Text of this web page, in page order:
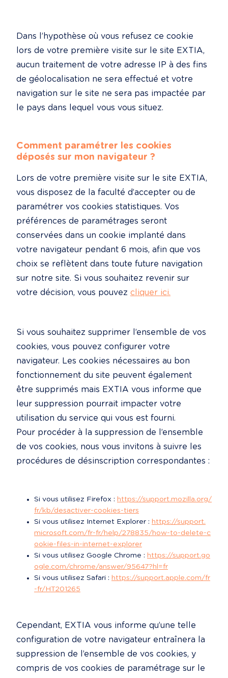
Dans l’hypothèse où vous refusez ce cookie
lors de votre première visite sur le site EXTIA,
aucun traitement de votre adresse IP à des fins
de géolocalisation ne sera effectué et votre
navigation sur le site ne sera pas impactée par
le pays dans lequel vous vous situez.
Comment paramétrer les cookies
déposés sur mon navigateur ?
Lors de votre première visite sur le site EXTIA,
vous disposez de la faculté d’accepter ou de
paramétrer vos cookies statistiques. Vos
préférences de paramétrages seront
conservées dans un cookie implanté dans
votre navigateur pendant 6 mois, afin que vos
choix se reflètent dans toute future navigation
sur notre site. Si vous souhaitez revenir sur
votre décision, vous pouvez cliquer ici.
Si vous souhaitez supprimer l’ensemble de vos
cookies, vous pouvez configurer votre
navigateur. Les cookies nécessaires au bon
fonctionnement du site peuvent également
être supprimés mais EXTIA vous informe que
leur suppression pourrait impacter votre
utilisation du service qui vous est fourni.
Pour procéder à la suppression de l’ensemble
de vos cookies, nous vous invitons à suivre les
procédures de désinscription correspondantes :
Si vous utilisez Firefox : https://support.mozilla.org/
fr/kb/desactiver-cookies-tiers
Si vous utilisez Internet Explorer : https://support.
microsoft.com/fr-fr/help/278835/how-to-delete-c
ookie-files-in-internet-explorer
Si vous utilisez Google Chrome : https://support.go
ogle.com/chrome/answer/95647?hl=fr
Si vous utilisez Safari : https://support.apple.com/fr
-fr/HT201265
Cependant, EXTIA vous informe qu’une telle
configuration de votre navigateur entraînera la
suppression de l’ensemble de vos cookies, y
compris de vos cookies de paramétrage sur le